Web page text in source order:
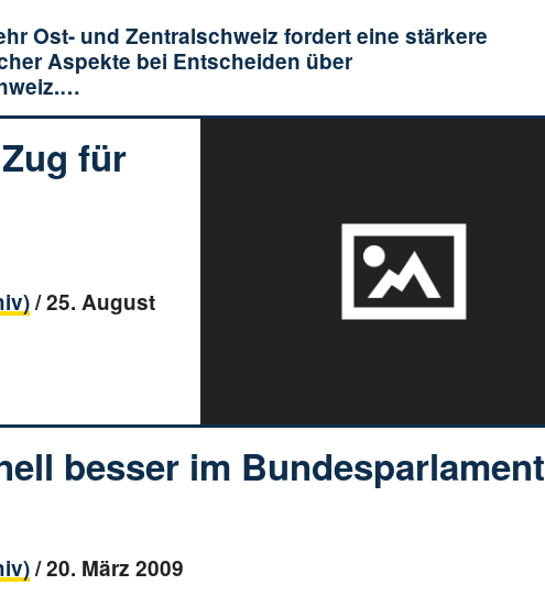
Ost- und Zentralschweiz fordert eine stärkere
Aspekte bei Entscheiden über
für
/25. August
besser im Bundesparlament
/20. März 2009